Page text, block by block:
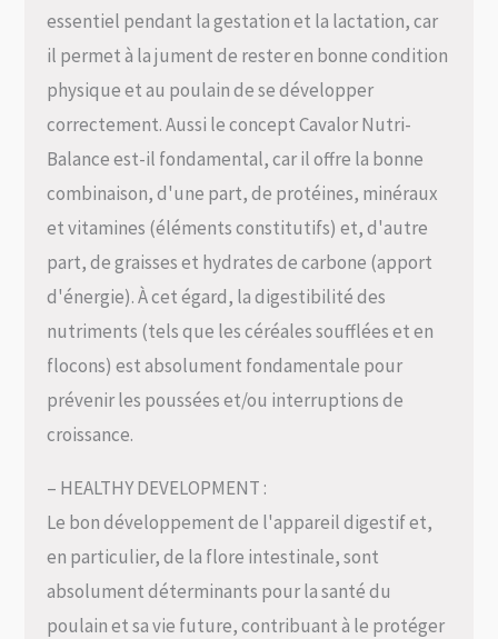
essentiel pendant la gestation et la lactation, car
il permet à la jument de rester en bonne condition
physique et au poulain de se développer
correctement. Aussi le concept Cavalor Nutri-
Balance est-il fondamental, car il offre la bonne
combinaison, d'une part, de protéines, minéraux
et vitamines (éléments constitutifs) et, d'autre
part, de graisses et hydrates de carbone (apport
d'énergie). À cet égard, la digestibilité des
nutriments (tels que les céréales soufflées et en
flocons) est absolument fondamentale pour
prévenir les poussées et/ou interruptions de
croissance.
– HEALTHY DEVELOPMENT :
Le bon développement de l'appareil digestif et,
en particulier, de la flore intestinale, sont
absolument déterminants pour la santé du
poulain et sa vie future, contribuant à le protéger